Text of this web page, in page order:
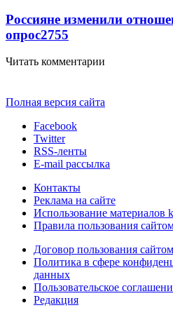
Россияне изменили
опрос2755
Читать комментарии
Полная версия сайта
Facebook
Twitter
RSS-ленты
E-mail рассылка
Контакты
Реклама на сайте
Использование материалов
Правила пользования
Договор пользования сайтом
Политика в сфере
данных
Пользовательское
Редакция